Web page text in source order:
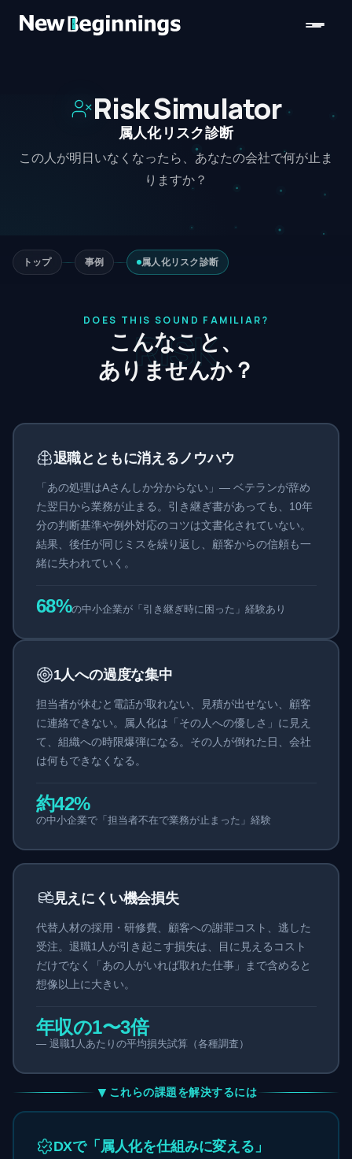
Risk Simulator
属人化リスク診断
この人が明日いなくなったら、あなたの会社で何が止ま
りますか？
トップ 事例 属人化リスク診断
RISK
DOES THIS SOUND FAMILIAR?
こんなこと、
ありませんか？
退職とともに消えるノウハウ
「あの処理はAさんしか分からない」— ベテランが辞め
た翌日から業務が止まる。引き継ぎ書があっても、10年
分の判断基準や例外対応のコツは文書化されていない。
結果、後任が同じミスを繰り返し、顧客からの信頼も一
緒に失われていく。
68%の中小企業が「引き継ぎ時に困った」経験あり
1人への過度な集中
担当者が休むと電話が取れない、見積が出せない、顧客
に連絡できない。属人化は「その人への優しさ」に見え
て、組織への時限爆弾になる。その人が倒れた日、会社
は何もできなくなる。
約42%
の中小企業で「担当者不在で業務が止まった」経験
見えにくい機会損失
代替人材の採用・研修費、顧客への謝罪コスト、逃した
受注。退職1人が引き起こす損失は、目に見えるコスト
だけでなく「あの人がいれば取れた仕事」まで含めると
想像以上に大きい。
年収の1〜3倍
— 退職1人あたりの平均損失試算（各種調査）
▼ これらの課題を解決するには
DXで「属人化を仕組みに変える」